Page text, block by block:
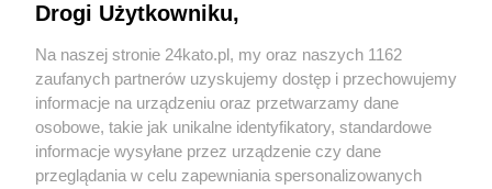
Jest data otwarcia bistro BZIK w nowym miejscu.
się po "Kuchennych rewolucjach"
2 / 12
Wydawca mediów lokalnych
Drogi Użytkowniku,
Na naszej stronie 24kato.pl, my oraz naszych 1162
zaufanych partnerów uzyskujemy dostęp i przechowujemy
informacje na urządzeniu oraz przetwarzamy dane
osobowe, takie jak unikalne identyfikatory, standardowe
informacje wysyłane przez urządzenie czy dane
przeglądania w celu zapewniania spersonalizowanych